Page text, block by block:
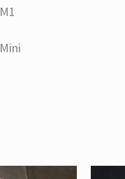
M1
Mini